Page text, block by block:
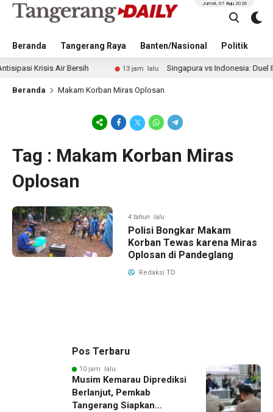
Beranda Tangerang Raya Banten/Nasional Politik
Jumat, 07 Agu 2026
Krisis Air Bersih 13 jam lalu Singapura vs Indonesia: Duel Ilhan
Beranda Makam Korban Miras Oplosan
Tag : Makam Korban Miras
Oplosan
4 tahun lalu
Polisi Bongkar Makam
Korban Tewas karena Miras
Oplosan di Pandeglang
Redaksi TD
Pos Terbaru
10 jam lalu
Musim Kemarau Diprediksi
Berlanjut, Pemkab
Tangerang Siapkan